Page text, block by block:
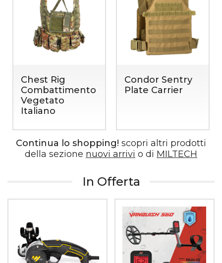
Extrema Ratio
RAO Black
Ruvido
€ 378 ,00
Extrema Ratio
ULTRAMARINE
Continua lo shopping! scopri altri prodotti
della sezione nuovi arrivi o di MILTECH
In Offerta